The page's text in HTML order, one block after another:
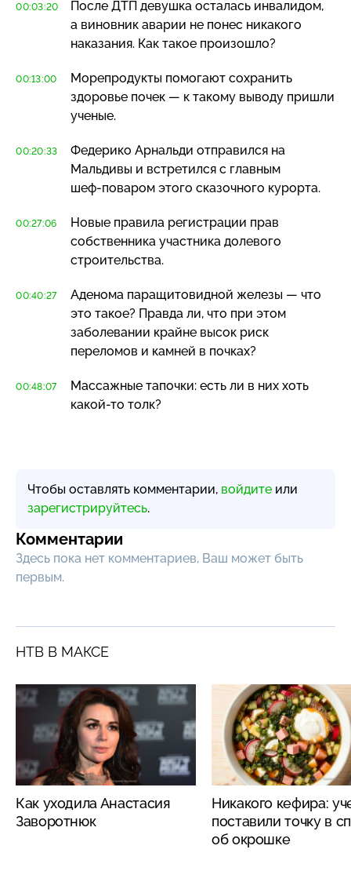
00:03:20
После ДТП девушка осталась инвалидом,
а виновник аварии не понес никакого
наказания. Как такое произошло?
00:13:00
Морепродукты помогают сохранить
здоровье почек — к такому выводу пришли
ученые.
00:20:33
Федерико Арнальди отправился на
Мальдивы и встретился с главным
шеф-поваром этого сказочного курорта.
00:27:06
Новые правила регистрации прав
собственника участника долевого
строительства.
00:40:27
Аденома паращитовидной железы — что
это такое? Правда ли, что при этом
заболевании крайне высок риск
переломов и камней в почках?
00:48:07
Массажные тапочки: есть ли в них хоть
какой-то толк?
Чтобы оставлять комментарии, войдите или
зарегистрируйтесь.
Комментарии
Здесь пока нет комментариев, Ваш может быть
первым.
НТВ В МАКСЕ
Как уходила Анастасия
Заворотнюк
Никакого кефира:
поставили точку в
об окрошке